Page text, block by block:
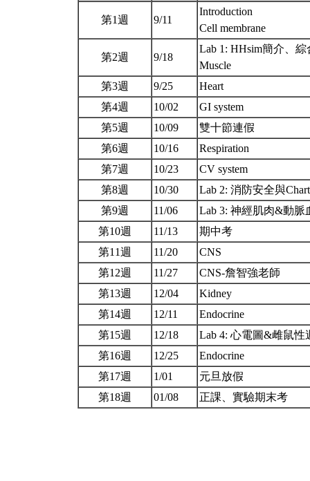
第1週 9/11
Introduction
Cell membrane
第2週 9/18
Lab 1: HHsim簡介、綜
Muscle
第3週
9/25
Heart
第4週
10/02
GI system
第5週
10/09
雙十節連假
第6週
10/16
Respiration
第7週
10/23
CV system
第8週
10/30
Lab 2: 消防安全與
第9週
11/06
Lab 3: 神經肌肉&動
第10週
11/13
期中考
第11週
11/20
CNS
第12週
11/27
CNS-詹智強老師
第13週
12/04
Kidney
第14週
12/11
Endocrine
第15週
12/18
Lab 4: 心電圖&雌鼠性
第16週
12/25
Endocrine
第17週
1/01
元旦放假
第18週
01/08 正課、實驗期末考